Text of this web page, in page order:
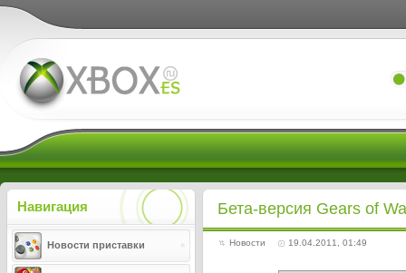
Бета-версия Gears of
Новости 19.04.2011, 01:49
Навигация
Новости приставки